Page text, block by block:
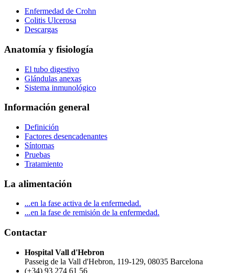
Enfermedad de Crohn
Colitis Ulcerosa
Descargas
Anatomía y fisiología
El tubo digestivo
Glándulas anexas
Sistema inmunológico
Información general
Definición
Factores desencadenantes
Síntomas
Pruebas
Tratamiento
La alimentación
...en la fase activa de la enfermedad.
...en la fase de remisión de la enfermedad.
Contactar
Hospital Vall d'Hebron
Passeig de la Vall d'Hebron, 119-129, 08035 Barcelona
(+34) 93 274 61 56